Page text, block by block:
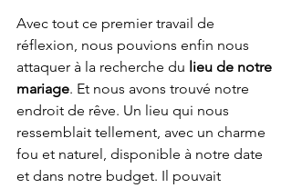
Avec tout ce premier travail de
réflexion, nous pouvions enfin nous
attaquer à la recherche du lieu de notre
mariage. Et nous avons trouvé notre
endroit de rêve. Un lieu qui nous
ressemblait tellement, avec un charme
fou et naturel, disponible à notre date
et dans notre budget. Il pouvait